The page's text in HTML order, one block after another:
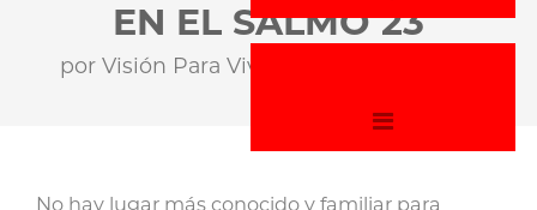
EN EL SALMO 23
por Visión Para Vivir
No hay lugar más conocido y familiar para